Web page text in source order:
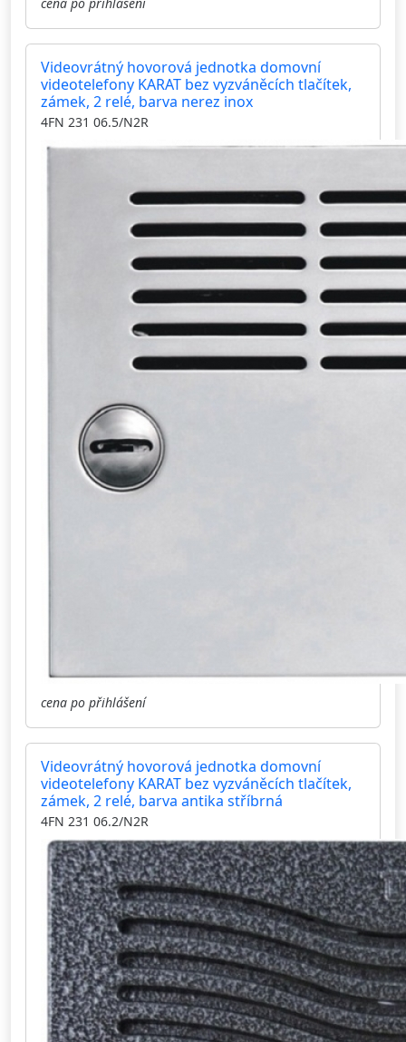
cena po přihlášení
Videovrátný hovorová jednotka domovní
videotelefony KARAT bez vyzváněcích tlačítek,
zámek, 2 relé, barva nerez inox
4FN 231 06.5/N2R
cena po přihlášení
Videovrátný hovorová jednotka domovní
videotelefony KARAT bez vyzváněcích tlačítek,
zámek, 2 relé, barva antika stříbrná
4FN 231 06.2/N2R